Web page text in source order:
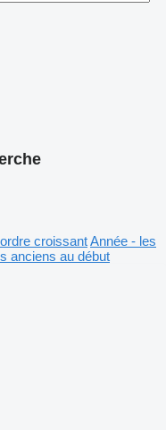
croissantAnnée - les
anciens au début